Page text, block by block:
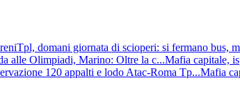
Tpl, domani giornata di scioperi: si fermano bus,
Mafia capitale,
Mafia